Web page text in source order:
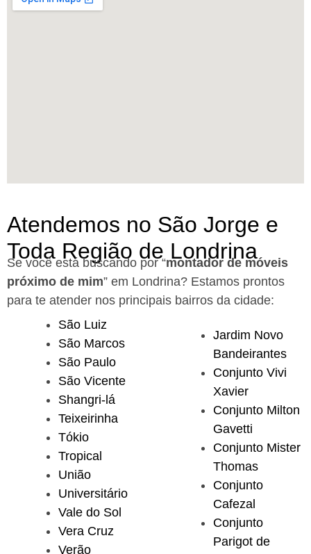
Atendemos no São Jorge e
Toda Região de Londrina
Se você está buscando por “montador de móveis
próximo de mim” em Londrina? Estamos prontos
para te atender nos principais bairros da cidade:
São Luiz
São Marcos
São Paulo
São Vicente
Shangri-lá
Teixeirinha
Tókio
Tropical
União
Universitário
Vale do Sol
Vera Cruz
Verão
Jardim Novo
Bandeirantes
Conjunto Vivi
Xavier
Conjunto Milton
Gavetti
Conjunto Mister
Thomas
Conjunto
Cafezal
Conjunto
Parigot de